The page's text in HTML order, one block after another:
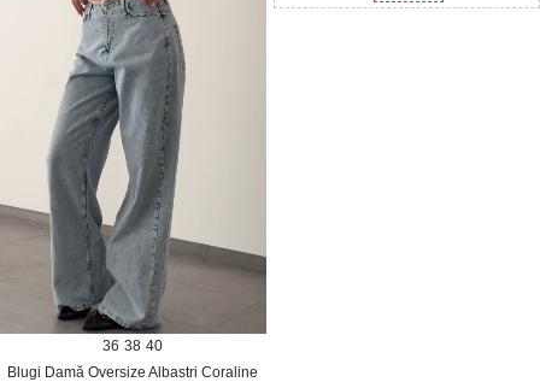
36 38 40
Blugi Damă Oversize Albastri Coraline